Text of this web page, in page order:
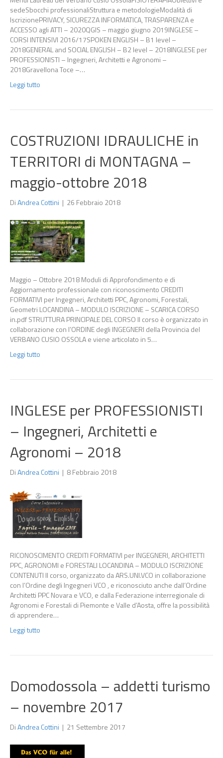
sedeSbocchi professionaliStruttura e metodologieModalità di
IscrizionePRIVACY, SICUREZZA INFORMATICA, TRASPARENZA e
ACCESSO agli ATTI – 2020QGIS – maggio giugno 2019INGLESE –
CORSI INTENSIVI 2016/17SPOKEN ENGLISH – B1 level –
2018GENERAL and SOCIAL ENGLISH – B2 level – 2018INGLESE per
PROFESSIONISTI – Ingegneri, Architetti e Agronomi –
2018Gravellona Toce –…
Leggi tutto
COSTRUZIONI IDRAULICHE in
TERRITORI di MONTAGNA –
maggio-ottobre 2018
DiAndrea Cottini | 26 Febbraio 2018
Maggio – Ottobre 2018 Moduli di Approfondimento e di
Aggiornamento professionale con riconoscimento CREDITI
FORMATIVI per Ingegneri, Architetti PPC, Agronomi, Forestali,
Geometri LOCANDINA – MODULO ISCRIZIONE – SCARICA CORSO
in.pdf STRUTTURA PRINCIPALE DEL CORSO Il corso è organizzato in
collaborazione con l’ORDINE degli INGEGNERI della Provincia del
VERBANO CUSIO OSSOLA e viene articolato in 5…
Leggi tutto
INGLESE per PROFESSIONISTI
– Ingegneri, Architetti e
Agronomi – 2018
DiAndrea Cottini | 8 Febbraio 2018
RICONOSCIMENTO CREDITI FORMATIVI per INGEGNERI, ARCHITETTI
PPC, AGRONOMI e FORESTALI LOCANDINA – MODULO ISCRIZIONE
CONTENUTI Il corso, organizzato da ARS.UNI.VCO in collaborazione
con l’Ordine degli Ingegneri VCO , e riconosciuto anche dall’Ordine
Architetti PPC Novara e VCO, e dalla Federazione interregionale di
Agronomi e Forestali di Piemonte e Valle d’Aosta, offre la possibilità
di apprendere…
Leggi tutto
Domodossola – addetti turismo
– novembre 2017
DiAndrea Cottini | 21 Settembre 2017